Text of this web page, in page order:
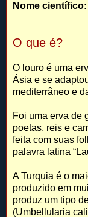
Nome
O que é?
O louro é uma
Ásia e se
mediterrâneo e
Foi uma erva de
poetas, reis e
feita com suas
palavra latina
A Turquia é o
produzido em
produz um tipo
(Umbellularia